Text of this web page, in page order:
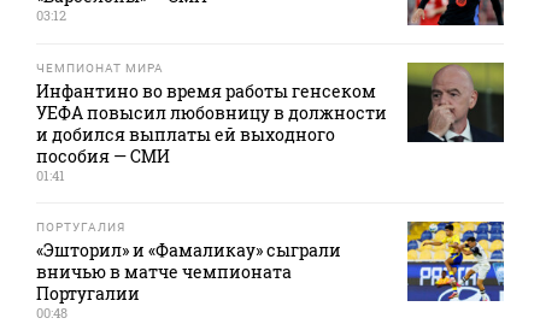
03:12
ЧЕМПИОНАТ МИРА
Инфантино во время работы генсеком
УЕФА повысил любовницу в должности
и добился выплаты ей выходного
пособия — СМИ
01:41
ПОРТУГАЛИЯ
«Эшторил» и «Фамаликау» сыграли
вничью в матче чемпионата
Португалии
00:48